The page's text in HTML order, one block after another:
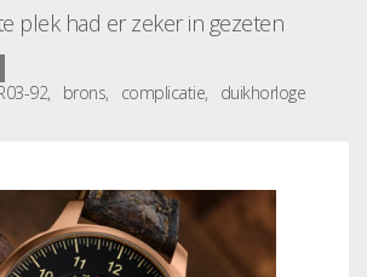
plek had er zeker in gezeten
92 brons complicatie duikhorloge